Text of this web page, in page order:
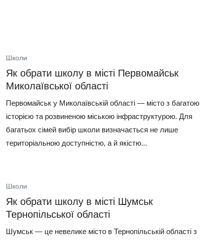
Школи
Як обрати школу в місті Первомайськ
Миколаївської області
Первомайськ у Миколаївській області — місто з багатою
історією та розвиненою міською інфраструктурою. Для
багатьох сімей вибір школи визначається не лише
територіальною доступністю, а й якістю...
Школи
Як обрати школу в місті Шумськ
Тернопільської області
Шумськ — це невелике місто в Тернопільській області з